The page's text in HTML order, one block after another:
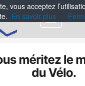
Menu
vous acceptez
En savoir plus